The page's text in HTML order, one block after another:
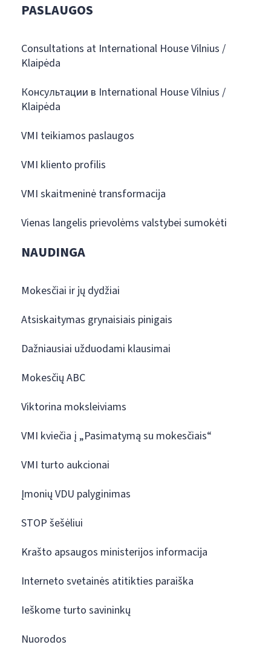
PASLAUGOS
Consultations at International House Vilnius /
Klaipėda
Консультации в International House Vilnius /
Klaipėda
VMI teikiamos paslaugos
VMI kliento profilis
VMI skaitmeninė transformacija
Vienas langelis prievolėms valstybei sumokėti
NAUDINGA
Mokesčiai ir jų dydžiai
Atsiskaitymas grynaisiais pinigais
Dažniausiai užduodami klausimai
Mokesčių ABC
Viktorina moksleiviams
VMI kviečia į „Pasimatymą su mokesčiais“
VMI turto aukcionai
Įmonių VDU palyginimas
STOP šešėliui
Krašto apsaugos ministerijos informacija
Interneto svetainės atitikties paraiška
Ieškome turto savininkų
Nuorodos